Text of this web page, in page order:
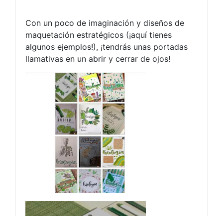
Con un poco de imaginación y diseños de
maquetación estratégicos (¡aquí tienes
algunos ejemplos!), ¡tendrás unas portadas
llamativas en un abrir y cerrar de ojos!